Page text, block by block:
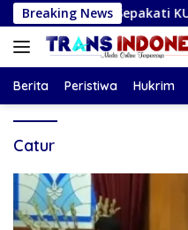
Langsung
ke
konten
Breaking News
Sepakati KUA-PPAS
Berita Peristiwa Hukrim
Catur